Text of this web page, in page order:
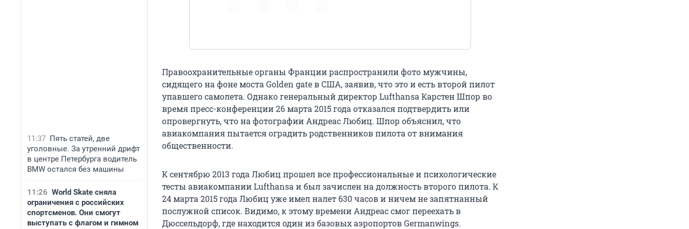
11:37 Пять статей, две
уголовные. За утренний дрифт
в центре Петербурга водитель
BMW остался без машины
11:26 World Skate сняла
ограничения с российских
спортсменов. Они смогут
выступать с флагом и гимном
Правоохранительные органы Франции распространили фото мужчины,
сидящего на фоне моста Golden gate в США, заявив, что это и есть второй пилот
упавшего самолета. Однако генеральный директор Lufthansa Карстен Шпор во
время пресс-конференции 26 марта 2015 года отказался подтвердить или
опровергнуть, что на фотографии Андреас Любиц. Шпор объяснил, что
авиакомпания пытается оградить родственников пилота от внимания
общественности.
К сентябрю 2013 года Любиц прошел все профессиональные и психологические
тесты авиакомпании Lufthansa и был зачислен на должность второго пилота. К
24 марта 2015 года Любиц уже имел налет 630 часов и ничем не запятнанный
послужной список. Видимо, к этому времени Андреас смог переехать в
Дюссельдорф, где находится один из базовых аэропортов Germanwings.